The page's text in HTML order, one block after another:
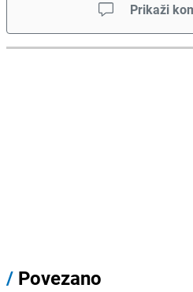
Prikaži
/ Povezano